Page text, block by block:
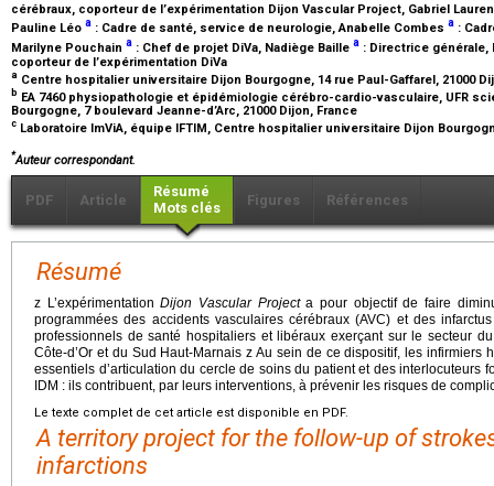
cérébraux, coporteur de l’expérimentation Dijon Vascular Project, Gabriel
Pauline Léo a : Cadre de santé, service de neurologie, Anabelle Combes a :
Marilyne Pouchain a : Chef de projet DiVa, Nadiège Baille a : Directrice générale,
coporteur de l’expérimentation DiVa
a Centre hospitalier universitaire Dijon Bourgogne, 14 rue Paul-Gaffarel, 21000
b EA 7460 physiopathologie et épidémiologie cérébro-cardio-vasculaire, UFR
Bourgogne, 7 boulevard Jeanne-d’Arc, 21000 Dijon, France
c Laboratoire ImViA, équipe IFTIM, Centre hospitalier universitaire Dijon
*Auteur correspondant.
PDF Article
Résumé
Mots clés
Figures Références
Résumé
z L’expérimentationDijon Vascular Projecta pour objectif de faire
programmées des accidents vasculaires cérébraux (AVC) et des
professionnels de santé hospitaliers et libéraux exerçant sur le secteur
Côte-d’Or et du Sud Haut-Marnais z Au sein de ce dispositif, les infirmiers
essentiels d’articulation du cercle de soins du patient et des interlocuteurs
IDM : ils contribuent, par leurs interventions, à prévenir les risques de
Le texte complet de cet article est disponible en PDF.
A territory project for the follow-up of
infarctions